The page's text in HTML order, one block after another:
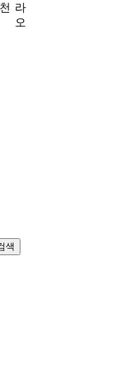
라
오
색